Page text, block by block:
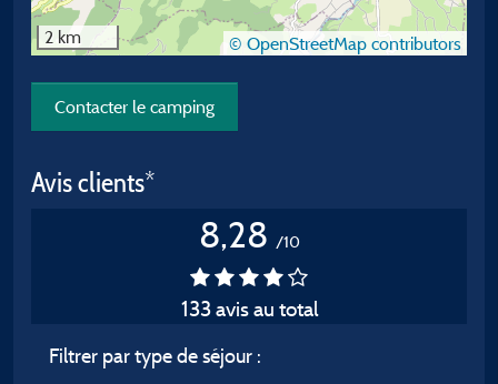
2 km © OpenStreetMap contributors
Contacter le camping
Avis clients*
8,28 /10
133 avis au total
Filtrer par type de séjour :